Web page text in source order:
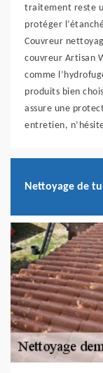
traitement reste
protéger
Couvreur
couvreur Artisan
comme
produits bien
assure une
entretien,
Nettoyage de